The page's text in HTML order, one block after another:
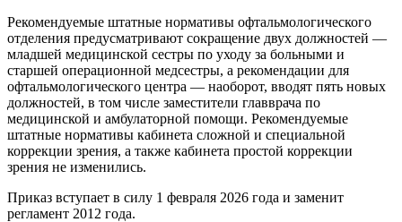
Рекомендуемые штатные нормативы офтальмологического
отделения предусматривают сокращение двух должностей —
младшей медицинской сестры по уходу за больными и
старшей операционной медсестры, а рекомендации для
офтальмологического центра — наоборот, вводят пять новых
должностей, в том числе заместители главврача по
медицинской и амбулаторной помощи. Рекомендуемые
штатные нормативы кабинета сложной и специальной
коррекции зрения, а также кабинета простой коррекции
зрения не изменились.
Приказ вступает в силу 1 февраля 2026 года и заменит
регламент 2012 года.